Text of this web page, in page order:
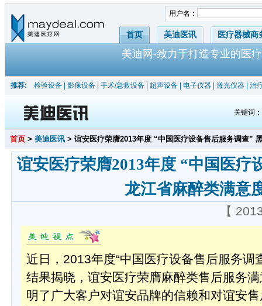
用户名：
首页 美迪医讯 医疗器械商
美迪网-致力于打造专业的医
推荐: 检验设备 影像设备 手术/急救设备 超声设备 电子仪器 激光仪器 治
关键词
首页 > 美迪医讯 > 谊安医疗荣膺2013年度 “中国医疗设备售后服务调查”
谊安医疗荣膺2013年度 “中国医疗
龙江省麻醉类满意
【
近日，2013年度“中国医疗设备售后服务调
结果揭晓，谊安医疗荣膺麻醉类售后服务
明了广大客户对谊安品牌的信赖和对谊安